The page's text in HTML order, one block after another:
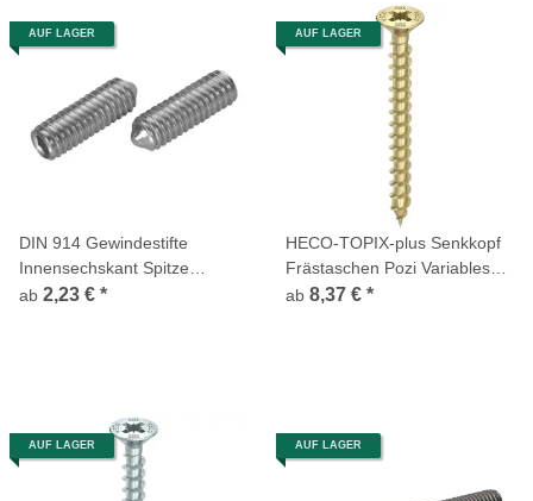
AUF LAGER
DIN 914 Gewindestifte
Innensechskant Spitze
Edelstahl A1
ab 2,23 € *
AUF LAGER
HECO-TOPIX-plus Senkkopf
Frästaschen Pozi Variables
Vollgewinde gelb chromatiert
ab 8,37 € *
AUF LAGER AUF LAGER